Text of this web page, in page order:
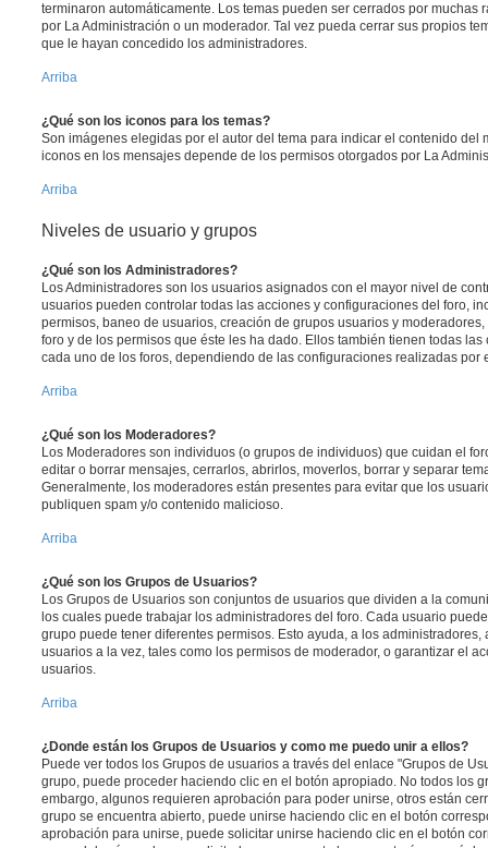
terminaron automáticamente. Los temas pueden ser cerrados por muchas
por La Administración o un moderador. Tal vez pueda cerrar sus propios
que le hayan concedido los administradores.
Arriba
¿Qué son los iconos para los temas?
Son imágenes elegidas por el autor del tema para indicar el contenido del
iconos en los mensajes depende de los permisos otorgados por La
Arriba
Niveles de usuario y grupos
¿Qué son los Administradores?
Los Administradores son los usuarios asignados con el mayor nivel de
usuarios pueden controlar todas las acciones y configuraciones del foro,
permisos, baneo de usuarios, creación de grupos usuarios y
foro y de los permisos que éste les ha dado. Ellos también tienen todas
cada uno de los foros, dependiendo de las configuraciones realizadas por
Arriba
¿Qué son los Moderadores?
Los Moderadores son individuos (o grupos de individuos) que cuidan el
editar o borrar mensajes, cerrarlos, abrirlos, moverlos, borrar y separar
Generalmente, los moderadores están presentes para evitar que los
publiquen spam y/o contenido malicioso.
Arriba
¿Qué son los Grupos de Usuarios?
Los Grupos de Usuarios son conjuntos de usuarios que dividen a la
los cuales puede trabajar los administradores del foro. Cada usuario
grupo puede tener diferentes permisos. Esto ayuda, a los
usuarios a la vez, tales como los permisos de moderador, o garantizar el
usuarios.
Arriba
¿Donde están los Grupos de Usuarios y como me puedo unir a ellos?
Puede ver todos los Grupos de usuarios a través del enlace "Grupos de
grupo, puede proceder haciendo clic en el botón apropiado. No todos los
embargo, algunos requieren aprobación para poder unirse, otros están
grupo se encuentra abierto, puede unirse haciendo clic en el botón
aprobación para unirse, puede solicitar unirse haciendo clic en el botón